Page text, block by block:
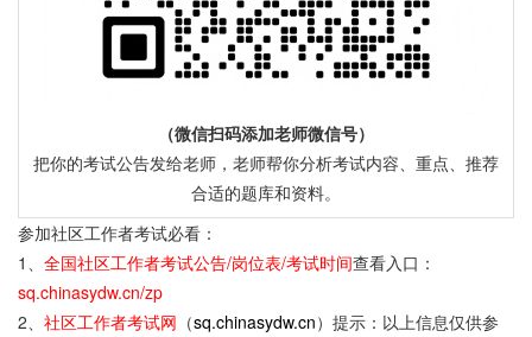
（微信扫码添加老师微信号）
把你的考试公告发给老师，老师帮你分析考试内容、重点、推荐
合适的题库和资料。
参加社区工作者考试必看：
1、 全国社区工作者考试公告/岗位表/考试时间查看入口：
sq.chinasydw.cn/zp
2、 社区工作者考试网 （sq.chinasydw.cn）提示：以上信息仅供参